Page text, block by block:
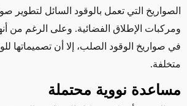
الصواريخ التي تعمل بالوقود السائل لتطوير
ومركبات الإطلاق الفضائية. وعلى الرغم من
في صواريخ الوقود الصلب، إلا أن تصميماتها
متخلفة.
مساعدة نووية محتملة